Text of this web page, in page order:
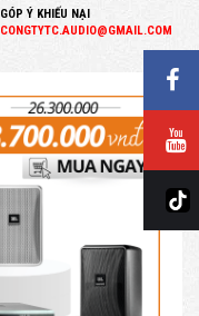
GÓP Ý KHIẾU NẠI
CONGTYTC.AUDIO@GMAIL.COM